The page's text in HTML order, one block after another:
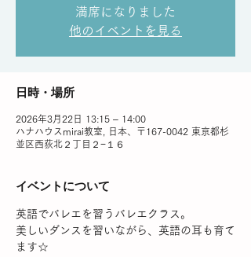
満席になりました
他のイベントを見る
日時・場所
2026年3月22日 13:15 – 14:00
ハナハウスmirai教室, 日本、〒167-0042 東京都杉
並区西荻北２丁目２−１６
イベントについて
英語でバレエを習うバレエクラス。
美しいダンスを習いながら、英語の耳も育て
ます☆